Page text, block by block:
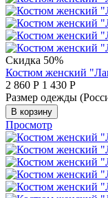
Скидка 50%
Костюм женский
2 860 Р 1 430 Р
Размер одежды
В корзину
Просмотр